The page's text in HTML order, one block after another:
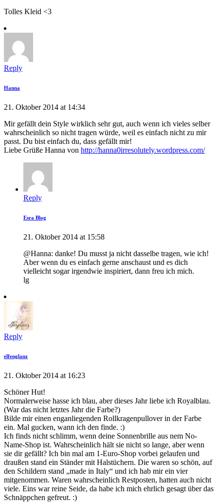
Tolles Kleid <3
Reply
Hanna
21. Oktober 2014 at 14:34
Mir gefällt dein Style wirklich sehr gut, auch wenn ich vieles selber
wahrscheinlich so nicht tragen würde, weil es einfach nicht zu mir
passt. Du bist einfach du, dass gefällt mir!
Liebe Grüße Hanna von http://hanna0irresolutely.wordpress.com/
Reply
Esra Blog
21. Oktober 2014 at 15:58
@Hanna: danke! Du musst ja nicht dasselbe tragen, wie ich!
Aber wenn du es einfach gerne anschaust und es dich
vielleicht sogar irgendwie inspiriert, dann freu ich mich.
lg
Reply
elfenglanz
21. Oktober 2014 at 16:23
Schöner Hut!
Normalerweise hasse ich blau, aber dieses Jahr liebe ich Royalblau.
(War das nicht letztes Jahr die Farbe?)
Bilde mir einen enganliegenden Rollkragenpullover in der Farbe
ein. Mal gucken, wann ich den finde. :)
Ich finds nicht schlimm, wenn deine Sonnenbrille aus nem No-
Name-Shop ist. Wahrscheinlich hält sie nicht so lange, aber wenn
sie dir gefällt? Ich bin mal am 1-Euro-Shop vorbei gelaufen und
draußen stand ein Ständer mit Halstüchern. Die waren so schön, auf
den Schildern stand „made in Italy“ und ich hab mir ein vier
mitgenommen. Waren wahrscheinlich Restposten, hatten auch nicht
viele. Eins war reine Seide, da habe ich mich ehrlich gesagt über das
Schnäppchen gefreut. :)